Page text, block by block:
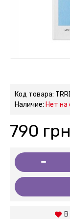
Код товара:
Наличие: Нет на
790
-